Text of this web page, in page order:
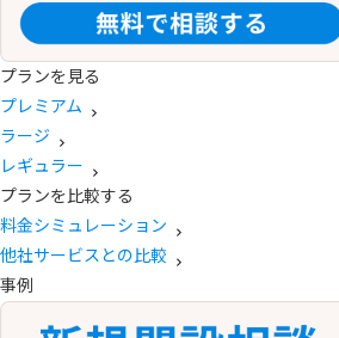
プランを見る
プレミアム
ラージ
レギュラー
プランを比較する
料金シミュレーション
他社サービスとの比較
事例